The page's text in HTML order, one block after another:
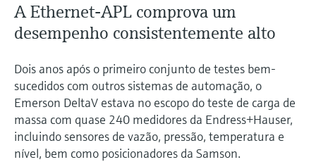
A Ethernet-APL comprova um
desempenho consistentemente alto
Dois anos após o primeiro conjunto de testes bem-
sucedidos com outros sistemas de automação, o
Emerson DeltaV estava no escopo do teste de carga de
massa com quase 240 medidores da Endress+Hauser,
incluindo sensores de vazão, pressão, temperatura e
nível, bem como posicionadores da Samson.